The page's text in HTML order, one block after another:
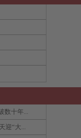
数十年...
迎“大...